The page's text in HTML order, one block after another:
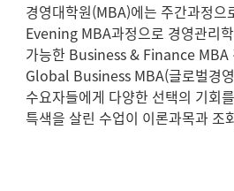
경영대학원(MBA)에는 주간과정
Evening MBA과정으로 경영관리
가능한 Business & Finance MBA
Global Business MBA(글로벌경
수요자들에게 다양한 선택의 기회
특색을 살린 수업이 이론과목과 조